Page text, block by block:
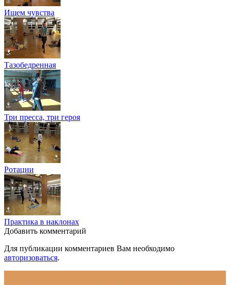
Ищем чувства
Тазобедренная
Три пресса, три героя
Ротации
Практика в наклонах
Добавить комментарий
Для публикации комментариев Вам необходимо
авторизоваться.